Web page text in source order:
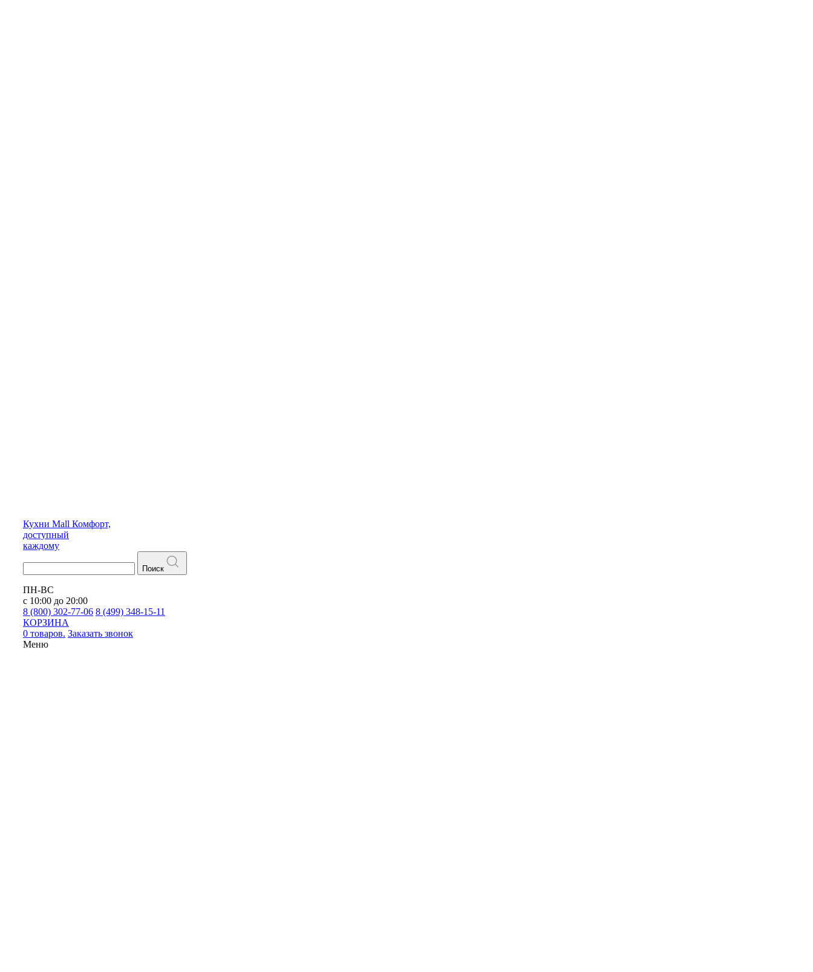
Кухни Mall Комфорт,
доступный
каждому
Поиск
ПН-ВС
с 10:00 до 20:00
8 (800) 302-77-06 8 (499) 348-15-11
КОРЗИНА
0 товаров. Заказать звонок
Меню